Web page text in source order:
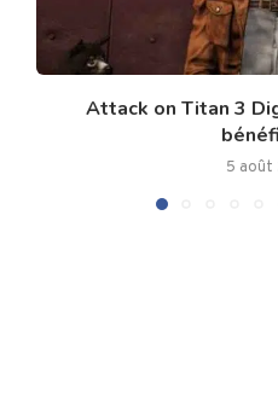
Attack on Titan 3
5 août